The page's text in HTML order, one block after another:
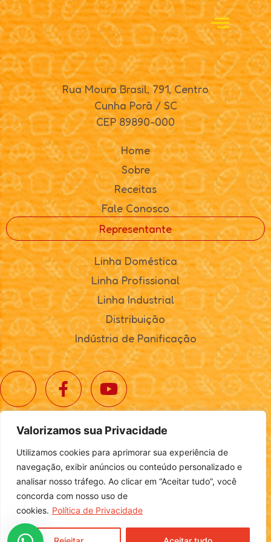
Valorizamos sua Privacidade
Utilizamos cookies para aprimorar sua experiência de
navegação, exibir anúncios ou conteúdo personalizado e
analisar nosso tráfego. Ao clicar em “Aceitar tudo”, você
concorda com nosso uso de
cookies. Política de Privacidade
Rua Moura Brasil, 791, Centro
Cunha Porã / SC
CEP 89890-000
Home
Sobre
Receitas
Fale Conosco
Representante
Linha Doméstica
Linha Profissional
Linha Industrial
Distribuição
Indústria de Panificação
© 2025. Realta Alimentos. Todos os direitos reservados.
Política de Privacidade|Definições de Cookies
Desenvolvido por